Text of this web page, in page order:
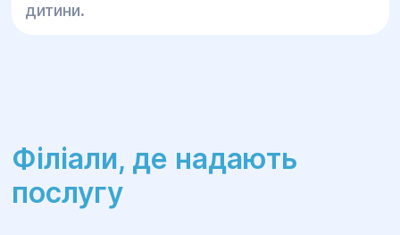
дитини.
Філіали, де надають
послугу